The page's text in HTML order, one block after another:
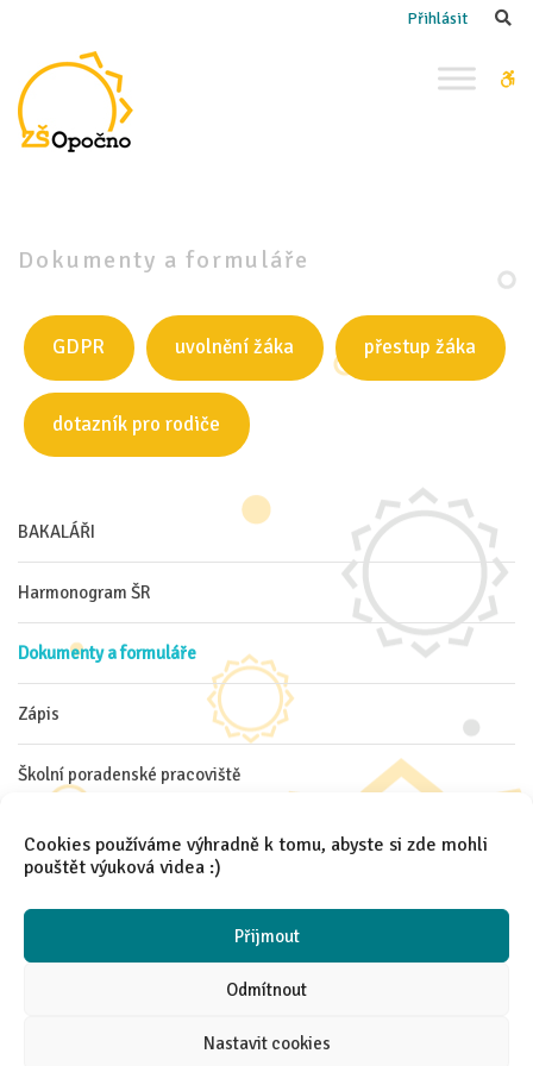
Cookies používáme výhradně k tomu, abyste si zde mohli
pouštět výuková videa :)
Přijmout
Odmítnout
Nastavit cookies
a formuláře
Přihlásit
Dokumenty a formuláře
GDPR uvolnění žáka přestup žáka
dotazník pro rodiče
BAKALÁŘI
Harmonogram ŠR
Dokumenty a formuláře
Zápis
Školní poradenské pracoviště
Kroužky pro školní rok 25/26
2021 │Aneta Španielová